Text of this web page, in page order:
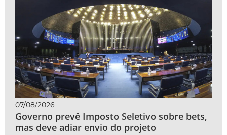
07/08/2026
Governo prevê Imposto Seletivo sobre bets,
mas deve adiar envio do projeto